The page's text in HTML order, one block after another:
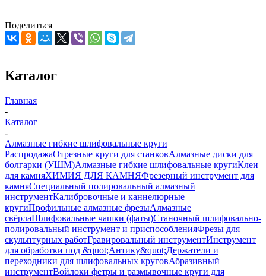
Поделиться
Каталог
Главная
-
Каталог
-
Алмазные гибкие шлифовальные круги
РаспродажаОтрезные круги для станковАлмазные диски для
болгарки (УШМ)Алмазные гибкие шлифовальные кругиКлеи
для камняХИМИЯ ДЛЯ КАМНЯФрезерный инструмент для
камняСпециальный полировальный алмазный
инструментКалибровочные и каннелюрные
кругиПрофильные алмазные фрезыАлмазные
свёрлаШлифовальные чашки (фаты)Станочный шлифовально-
полировальный инструмент и приспособленияФрезы для
скульптурных работГравировальный инструментИнструмент
для обработки под &quot;Антику&quot;Держатели и
переходники для шлифовальных круговАбразивный
инструментВойлоки фетры и размывочные круги для